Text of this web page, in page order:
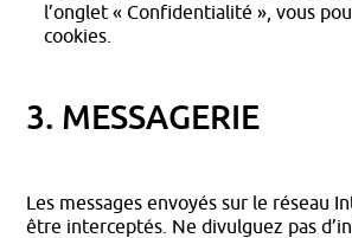
l’onglet « Confidentialité », vous
cookies.
3. MESSAGERIE
Les messages envoyés sur le réseau
être interceptés. Ne divulguez pas